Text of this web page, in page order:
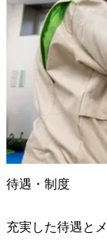
待遇・制度
充実した待遇と